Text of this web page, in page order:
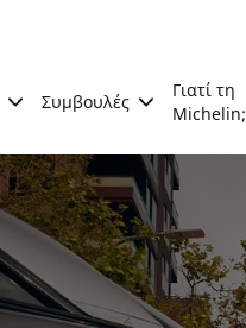
Συμβουλές
Γιατί τη
Michelin;